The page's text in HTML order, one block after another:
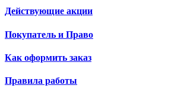
Действующие акции
Покупатель и Право
Как оформить заказ
Правила работы